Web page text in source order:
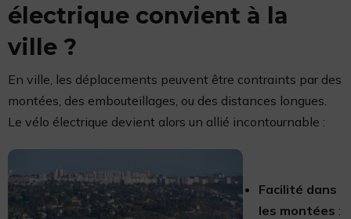
électrique convient à la
ville ?
En ville, les déplacements peuvent être contraints par des
montées, des embouteillages, ou des distances longues.
Le vélo électrique devient alors un allié incontournable :
Facilité dans
les montées :